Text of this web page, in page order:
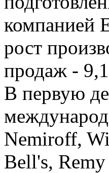
компанией
рост
продаж -
В первую
Nemiroff,
Bell's,